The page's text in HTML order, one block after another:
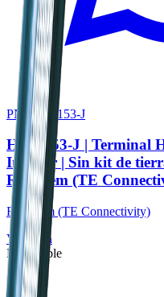
PN HVT-153-J
HVT-153-J | Terminal
Interior | Sin kit de
Raychem (TE
Raychem (TE Connectivity)
Ver ficha
Disponible